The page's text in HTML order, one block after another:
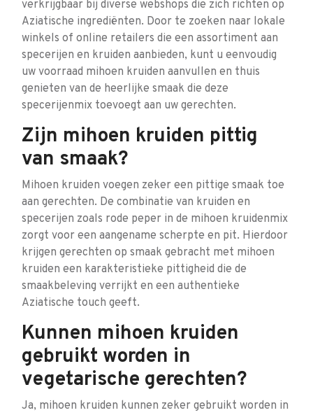
verkrijgbaar bij diverse webshops die zich richten op
Aziatische ingrediënten. Door te zoeken naar lokale
winkels of online retailers die een assortiment aan
specerijen en kruiden aanbieden, kunt u eenvoudig
uw voorraad mihoen kruiden aanvullen en thuis
genieten van de heerlijke smaak die deze
specerijenmix toevoegt aan uw gerechten.
Zijn mihoen kruiden pittig
van smaak?
Mihoen kruiden voegen zeker een pittige smaak toe
aan gerechten. De combinatie van kruiden en
specerijen zoals rode peper in de mihoen kruidenmix
zorgt voor een aangename scherpte en pit. Hierdoor
krijgen gerechten op smaak gebracht met mihoen
kruiden een karakteristieke pittigheid die de
smaakbeleving verrijkt en een authentieke
Aziatische touch geeft.
Kunnen mihoen kruiden
gebruikt worden in
vegetarische gerechten?
Ja, mihoen kruiden kunnen zeker gebruikt worden in